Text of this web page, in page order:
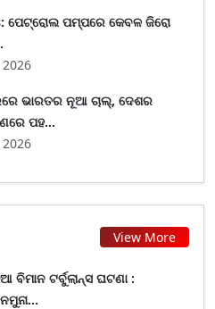
ପେଟ୍ରୋଲ ପମ୍ପରେ କେବଳ ଜିରୋ
ଭାରତର ନୂଆ ଚାଲ୍, ଦେଶର
ପହ...
View More
ଟର୍ବୁଲାନ୍ସ ଘଟଣା :